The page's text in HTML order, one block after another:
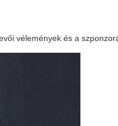
vélemények és a